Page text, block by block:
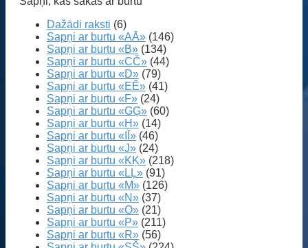
Dažādi raksti (6)
Sapņi ar burtu «AĀ» (146)
Sapņi ar burtu «B» (134)
Sapņi ar burtu «CČ» (44)
Sapņi ar burtu «D» (79)
Sapņi ar burtu «EĒ» (41)
Sapņi ar burtu «F» (24)
Sapņi ar burtu «GĢ» (60)
Sapņi ar burtu «H» (14)
Sapņi ar burtu «IĪ» (46)
Sapņi ar burtu «J» (24)
Sapņi ar burtu «KĶ» (218)
Sapņi ar burtu «LĻ» (91)
Sapņi ar burtu «M» (126)
Sapņi ar burtu «N» (37)
Sapņi ar burtu «O» (21)
Sapņi ar burtu «P» (211)
Sapņi ar burtu «R» (56)